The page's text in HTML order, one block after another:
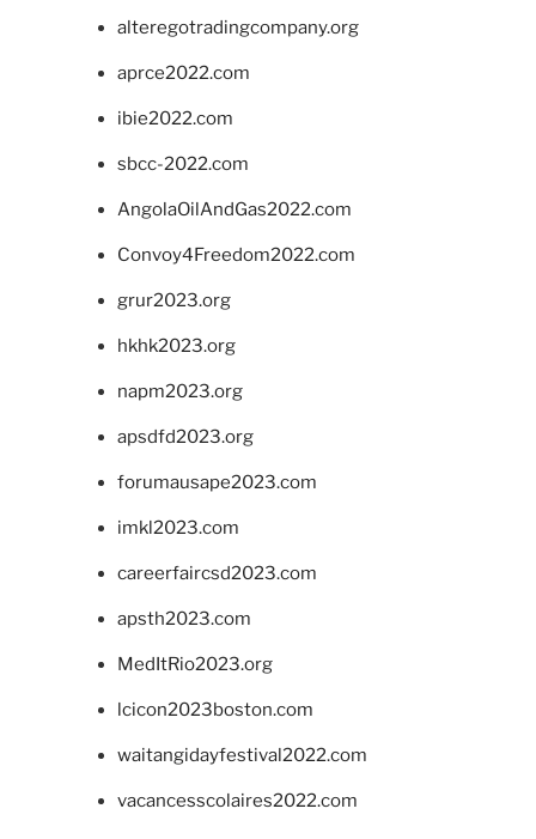
alteregotradingcompany.org
aprce2022.com
ibie2022.com
sbcc-2022.com
AngolaOilAndGas2022.com
Convoy4Freedom2022.com
grur2023.org
hkhk2023.org
napm2023.org
apsdfd2023.org
forumausape2023.com
imkl2023.com
careerfaircsd2023.com
apsth2023.com
MedItRio2023.org
lcicon2023boston.com
waitangidayfestival2022.com
vacancesscolaires2022.com